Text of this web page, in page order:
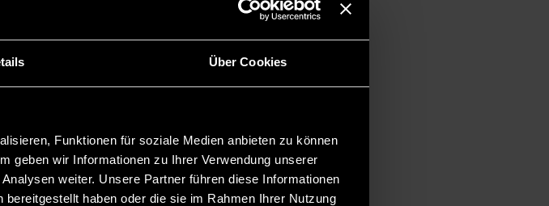
Über Cookies
Funktionen für soziale Medien anbieten zu können
geben wir Informationen zu Ihrer Verwendung unserer
weiter. Unsere Partner führen diese Informationen
haben oder die sie im Rahmen Ihrer Nutzung
für produzierende Unternehmen — und am
von produzierenden Unternehmen zusammen, die
und welche messbaren Ergebnisse erzielt wurden.
und Kollegen auszutauschen, die vor ähnlichen